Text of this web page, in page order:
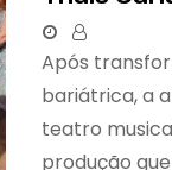
Após
bariátrica, a
teatro
produção